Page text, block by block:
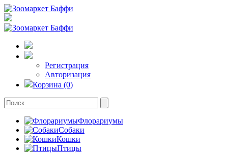
Регистрация
Авторизация
Корзина (0)
Флорариумы
Собаки
Кошки
Птицы